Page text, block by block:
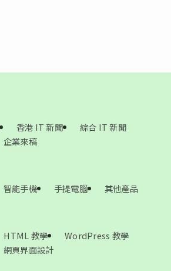
香港 IT 新聞
綜合 IT 新聞
企業來稿
智能手機 手提電腦 其他產品
HTML 教學
WordPress 教學
網頁界面設計